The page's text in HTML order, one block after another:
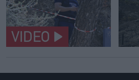
VIDEO